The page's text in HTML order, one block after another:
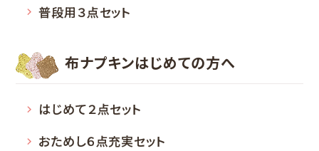
普段用３点セット
布ナプキンはじめての方へ
はじめて２点セット
おためし６点充実セット